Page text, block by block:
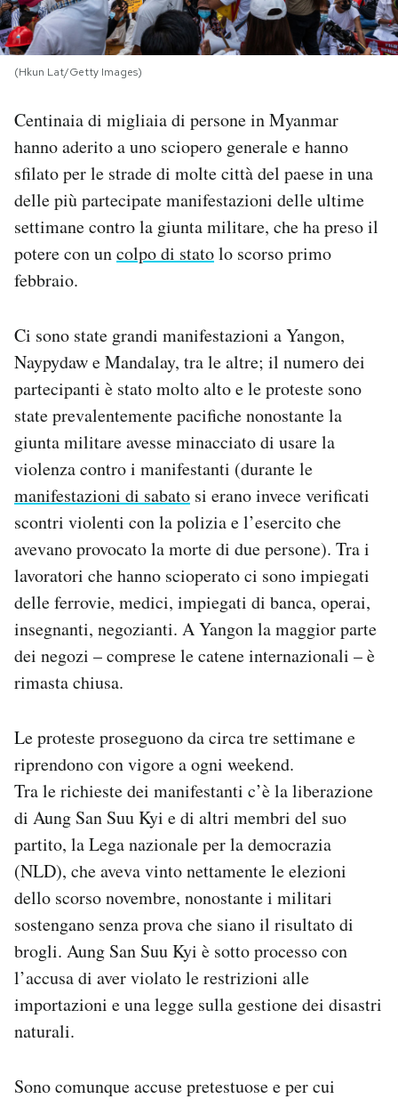
I MIEI PREFERITI
SHOP
CALENDARIO
AREA PERSONALE
Area Personale
Newsletter
Notifiche mobile
Hai bisogno di aiuto?
(Hkun Lat/Getty Images)
Centinaia di migliaia di persone in Myanmar
hanno aderito a uno sciopero generale e hanno
sfilato per le strade di molte città del paese in una
delle più partecipate manifestazioni delle ultime
settimane contro la giunta militare, che ha preso il
potere con uncolpo di statolo scorso primo
febbraio.
Ci sono state grandi manifestazioni a Yangon,
Naypydaw e Mandalay, tra le altre; il numero dei
partecipanti è stato molto alto e le proteste sono
state prevalentemente pacifiche nonostante la
giunta militare avesse minacciato di usare la
violenza contro i manifestanti (durante le
manifestazioni di sabato si erano invece verificati
scontri violenti con la polizia e l’esercito che
avevano provocato la morte di due persone). Tra i
lavoratori che hanno scioperato ci sono impiegati
delle ferrovie, medici, impiegati di banca, operai,
insegnanti, negozianti. A Yangon la maggior parte
dei negozi – comprese le catene internazionali – è
rimasta chiusa.
Le proteste proseguono da circa tre settimane e
riprendono con vigore a ogni weekend.
Tra le richieste dei manifestanti c’è la liberazione
di Aung San Suu Kyi e di altri membri del suo
partito, la Lega nazionale per la democrazia
(NLD), che aveva vinto nettamente le elezioni
dello scorso novembre, nonostante i militari
sostengano senza prova che siano il risultato di
brogli. Aung San Suu Kyi è sotto processo con
l’accusa di aver violato le restrizioni alle
importazioni e una legge sulla gestione dei disastri
naturali.
Sono comunque accuse pretestuose e per cui